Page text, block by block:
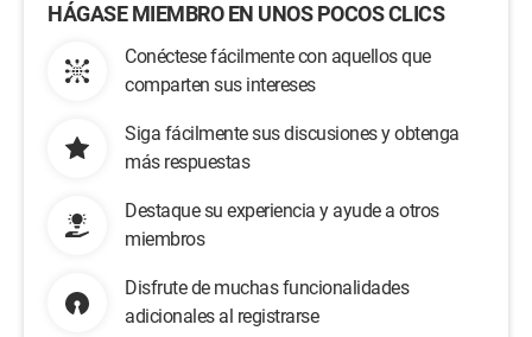
HÁGASE MIEMBRO EN UNOS POCOS CLICS
Conéctese fácilmente con aquellos que
comparten sus intereses
Siga fácilmente sus discusiones y obtenga
más respuestas
Destaque su experiencia y ayude a otros
miembros
Disfrute de muchas funcionalidades
adicionales al registrarse